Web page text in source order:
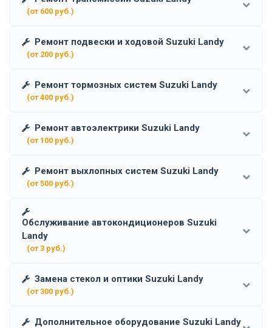
(от 600 руб.)
Ремонт подвески и ходовой Suzuki Landy
(от 200 руб.)
Ремонт тормозных систем Suzuki Landy
(от 400 руб.)
Ремонт автоэлектрики Suzuki Landy
(от 100 руб.)
Ремонт выхлопных систем Suzuki Landy
(от 500 руб.)
Обслуживание автокондиционеров Suzuki
Landy
(от 3 руб.)
Замена стекол и оптики Suzuki Landy
(от 300 руб.)
Дополнительное оборудование Suzuki Landy